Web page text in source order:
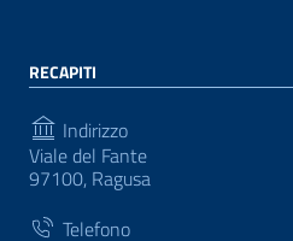
RECAPITI
Indirizzo
Viale del Fante
97100, Ragusa
Telefono